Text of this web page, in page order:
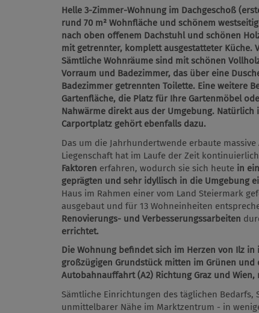
Helle 3-Zimmer-Wohnung im Dachgeschoß
rund 70 m² Wohnfläche und schönem
nach oben offenem Dachstuhl und schönen
mit getrennter, komplett ausgestatteter Küche.
Sämtliche Wohnräume sind mit schönen
Vorraum und Badezimmer, das über eine
Badezimmer getrennten Toilette. Eine weitere
Gartenfläche, die Platz für Ihre Gartenmöbel
Nahwärme direkt aus der Umgebung.
Carportplatz gehört ebenfalls dazu.
Das um die Jahrhundertwende erbaute
Liegenschaft hat im Laufe der Zeit
Faktoren erfahren, wodurch sie sich heute in
geprägten und sehr idyllisch in die Umgebung
Haus im Rahmen einer vom Land Steiermark
ausgebaut und für 13 Wohneinheiten
Renovierungs- und Verbesserungssarbeiten
errichtet.
Die Wohnung befindet sich im Herzen von Ilz
großzügigen Grundstück mitten im Grünen
Autobahnauffahrt (A2) Richtung Graz und
Sämtliche Einrichtungen des täglichen
unmittelbarer Nähe im Marktzentrum - in